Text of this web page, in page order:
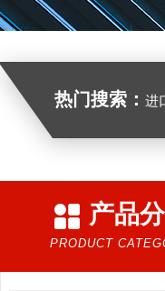
热门搜索： 进口
产品
PRODUCT